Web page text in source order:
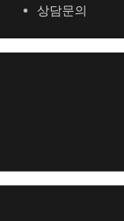
상담문의